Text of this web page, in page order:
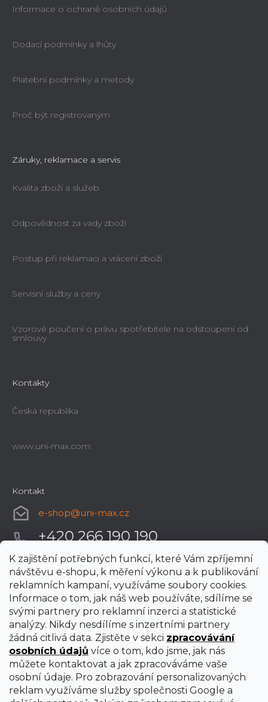
K zajištění potřebných funkcí, které Vám zpříjemní
návštěvu e-shopu, k měření výkonu a k publikování
reklamních kampaní, využíváme soubory cookies.
Informace o tom, jak náš web používáte, sdílíme se
svými partnery pro reklamní inzerci a statistické
analýzy. Nikdy nesdílíme s inzertními partnery
žádná citlivá data. Zjistěte v sekci zpracovávání
osobních údajů více o tom, kdo jsme, jak nás
můžete kontaktovat a jak zpracováváme vaše
osobní údaje. Pro zobrazování personalizovaných
reklam využíváme služby společnosti Google a
Informace o ochraně osobních údajů
Dodací podmínky a lhůty
Platební podmínky a metody
Proč být registrovaným
Záruky, reklamace a servis
Kvalita zboží a služeb
Odpovědnost za vady zboží
Postup při reklamaci a vrácení zboží
Servisní služby a ceny
Vzorové poučení o právu spotřebitele na odstoupení od
smlouvy
Kontakty
Česká republika
www.uni-max.com
Kontakt
e-shop@uni-max.cz
+420 266 190 190